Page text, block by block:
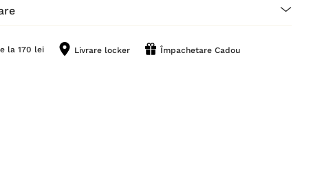
la 170 lei Livrare locker Împachetare Cadou